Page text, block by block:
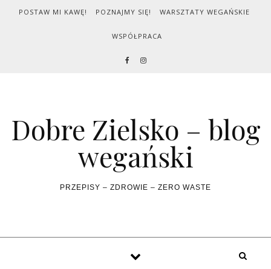
Skip to content
POSTAW MI KAWĘ! POZNAJMY SIĘ! WARSZTATY WEGAŃSKIE
WSPÓŁPRACA
Dobre Zielsko – blog
wegański
PRZEPISY – ZDROWIE – ZERO WASTE